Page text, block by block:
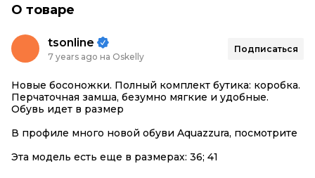
О товаре
tsonline
7 years ago на Oskelly
Подписаться
Новые босоножки. Полный комплект бутика: коробка.
Перчаточная замша, безумно мягкие и удобные.
Обувь идет в размер
В профиле много новой обуви Aquazzura, посмотрите
Эта модель есть еще в размерах: 36; 41